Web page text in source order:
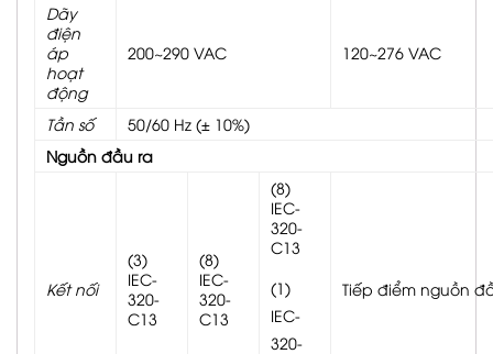
Dãy
điện
áp
hoạt
động
200~290 VAC 120~276 VAC
Tần số
50/60 Hz (± 10%)
Nguồn đầu ra
Kết nối
(3)
IEC-
320-
C13
(8)
IEC-
320-
C13
(8)
IEC-
320-
C13
(1)
IEC-
320-
Tiếp điểm nguồn